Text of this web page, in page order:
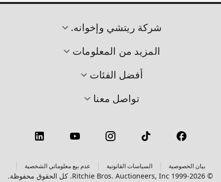
شركة ريتشي وإخوانه.
المزيد من المعلومات
أفضل الفئات
تواصل معنا
بيان الخصوصية السياسات القانونية عدم بيع معلوماتي الشخصية
© 1999-2026 Ritchie Bros. Auctioneers, Inc. كل الحقوق محفوظة.